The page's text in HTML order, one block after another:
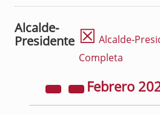
Alcalde-
Presidente ☒ Alcalde-
Completa
Febrero